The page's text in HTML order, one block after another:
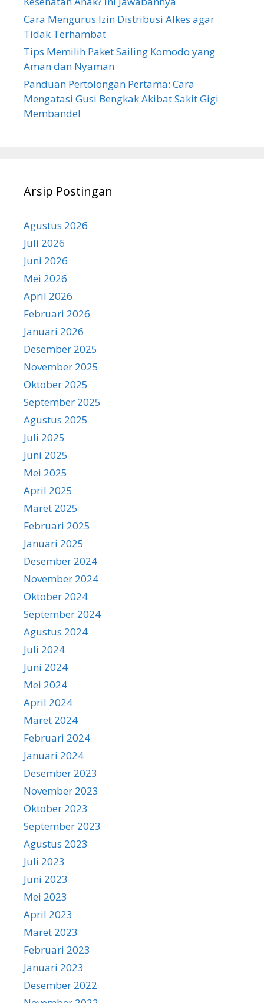
Cara Mengurus Izin Distribusi Alkes agar
Tidak Terhambat
Tips Memilih Paket Sailing Komodo yang
Aman dan Nyaman
Panduan Pertolongan Pertama: Cara
Mengatasi Gusi Bengkak Akibat Sakit Gigi
Membandel
Arsip Postingan
Agustus 2026
Juli 2026
Juni 2026
Mei 2026
April 2026
Februari 2026
Januari 2026
Desember 2025
November 2025
Oktober 2025
September 2025
Agustus 2025
Juli 2025
Juni 2025
Mei 2025
April 2025
Maret 2025
Februari 2025
Januari 2025
Desember 2024
November 2024
Oktober 2024
September 2024
Agustus 2024
Juli 2024
Juni 2024
Mei 2024
April 2024
Maret 2024
Februari 2024
Januari 2024
Desember 2023
November 2023
Oktober 2023
September 2023
Agustus 2023
Juli 2023
Juni 2023
Mei 2023
April 2023
Maret 2023
Februari 2023
Januari 2023
Desember 2022